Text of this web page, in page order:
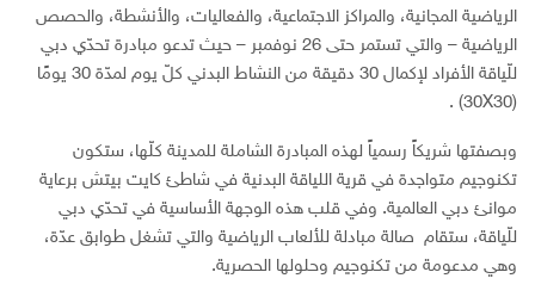
الرياضية المجانية، والمراكز الاجتماعية، والفعاليات، والأنشطة، والحصص
الرياضية – والتي تستمر حتى 26 نوفمبر – حيث تدعو مبادرة تحدّي دبي
للّياقة الأفراد لإكمال 30 دقيقة من النشاط البدني كلّ يوم لمدّة 30 يومًا
(30X30) .
وبصفتها شريكاً رسمياً لهذه المبادرة الشاملة للمدينة كلّها، ستكون
تكنوجيم متواجدة في قرية اللياقة البدنية في شاطئ كايت بيتش برعاية
موانئ دبي العالمية. وفي قلب هذه الوجهة الأساسية في تحدّي دبي
للّياقة، ستقام صالة مبادلة للألعاب الرياضية والتي تشغل طوابق عدّة،
وهي مدعومة من تكنوجيم وحلولها الحصرية.